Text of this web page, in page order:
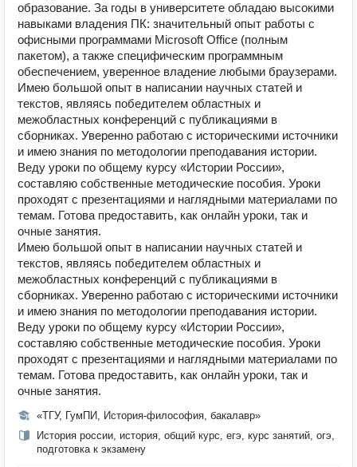
образование. За годы в университете обладаю высокими
навыками владения ПК: значительный опыт работы с
офисными программами Microsoft Office (полным
пакетом), а также специфическим программным
обеспечением, уверенное владение любыми браузерами.
Имею большой опыт в написании научных статей и
текстов, являясь победителем областных и
межобластных конференций с публикациями в
сборниках. Уверенно работаю с историческими источники
и имею знания по методологии преподавания истории.
Веду уроки по общему курсу «Истории России»,
составляю собственные методические пособия. Уроки
проходят с презентациями и наглядными материалами по
темам. Готова предоставить, как онлайн уроки, так и
очные занятия.
Имею большой опыт в написании научных статей и
текстов, являясь победителем областных и
межобластных конференций с публикациями в
сборниках. Уверенно работаю с историческими источники
и имею знания по методологии преподавания истории.
Веду уроки по общему курсу «Истории России»,
составляю собственные методические пособия. Уроки
проходят с презентациями и наглядными материалами по
темам. Готова предоставить, как онлайн уроки, так и
очные занятия.
«ТГУ, ГумПИ, История-философия, бакалавр»
История россии, история, общий курс, егэ, курс занятий, огэ,
подготовка к экзамену